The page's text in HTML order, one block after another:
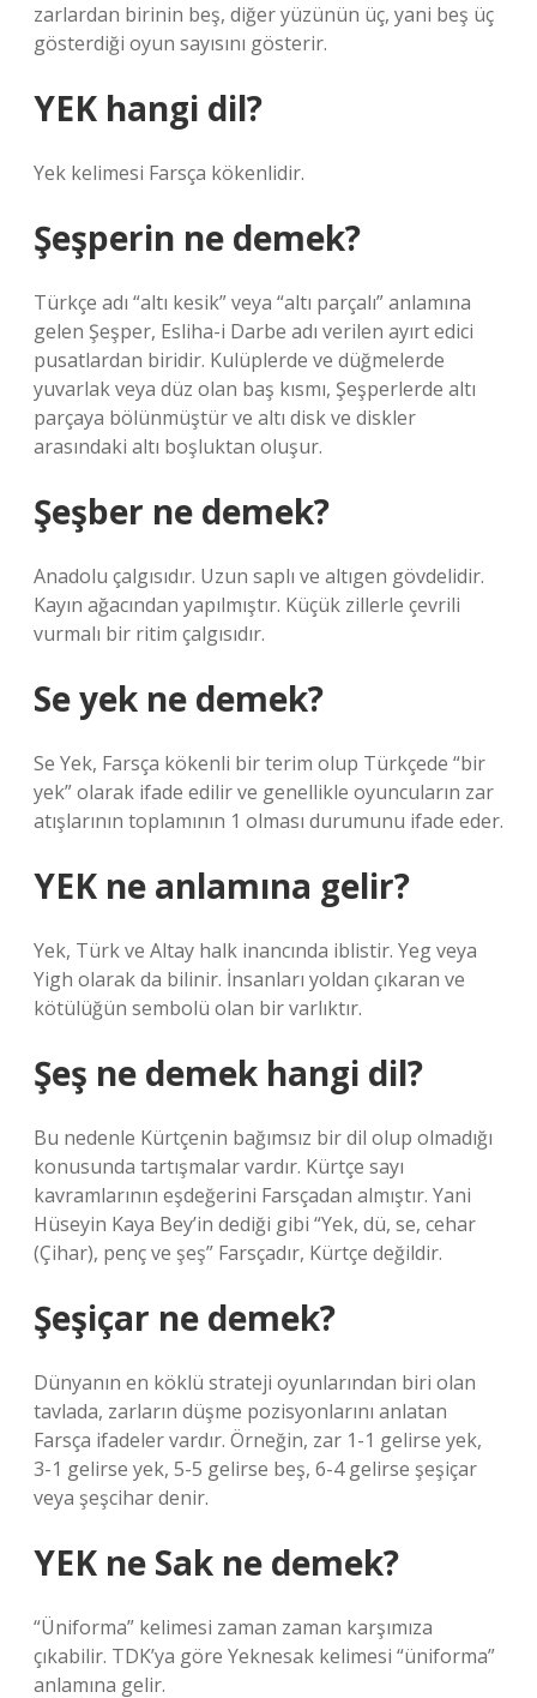
zarlardan birinin beş, diğer yüzünün üç, yani beş üç
gösterdiği oyun sayısını gösterir.
YEK hangi dil?
Yek kelimesi Farsça kökenlidir.
Şeşperin ne demek?
Türkçe adı “altı kesik” veya “altı parçalı” anlamına
gelen Şeşper, Esliha-i Darbe adı verilen ayırt edici
pusatlardan biridir. Kulüplerde ve düğmelerde
yuvarlak veya düz olan baş kısmı, Şeşperlerde altı
parçaya bölünmüştür ve altı disk ve diskler
arasındaki altı boşluktan oluşur.
Şeşber ne demek?
Anadolu çalgısıdır. Uzun saplı ve altıgen gövdelidir.
Kayın ağacından yapılmıştır. Küçük zillerle çevrili
vurmalı bir ritim çalgısıdır.
Se yek ne demek?
Se Yek, Farsça kökenli bir terim olup Türkçede “bir
yek” olarak ifade edilir ve genellikle oyuncuların zar
atışlarının toplamının 1 olması durumunu ifade eder.
YEK ne anlamına gelir?
Yek, Türk ve Altay halk inancında iblistir. Yeg veya
Yigh olarak da bilinir. İnsanları yoldan çıkaran ve
kötülüğün sembolü olan bir varlıktır.
Şeş ne demek hangi dil?
Bu nedenle Kürtçenin bağımsız bir dil olup olmadığı
konusunda tartışmalar vardır. Kürtçe sayı
kavramlarının eşdeğerini Farsçadan almıştır. Yani
Hüseyin Kaya Bey’in dediği gibi “Yek, dü, se, cehar
(Çihar), penç ve şeş” Farsçadır, Kürtçe değildir.
Şeşiçar ne demek?
Dünyanın en köklü strateji oyunlarından biri olan
tavlada, zarların düşme pozisyonlarını anlatan
Farsça ifadeler vardır. Örneğin, zar 1-1 gelirse yek,
3-1 gelirse yek, 5-5 gelirse beş, 6-4 gelirse şeşiçar
veya şeşcihar denir.
YEK ne Sak ne demek?
“Üniforma” kelimesi zaman zaman karşımıza
çıkabilir. TDK’ya göre Yeknesak kelimesi “üniforma”
anlamına gelir.